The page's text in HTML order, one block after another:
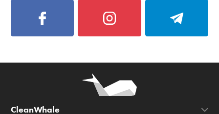
CleanWhale